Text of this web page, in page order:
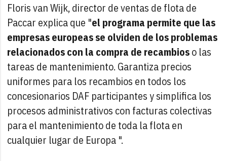
Floris van Wijk, director de ventas de flota de
Paccar explica que "el programa permite que las
empresas europeas se olviden de los problemas
relacionados con la compra de recambioso las
tareas de mantenimiento. Garantiza precios
uniformes para los recambios en todos los
concesionarios DAF participantes y simplifica los
procesos administrativos con facturas colectivas
para el mantenimiento de toda la flota en
cualquier lugar de Europa ".